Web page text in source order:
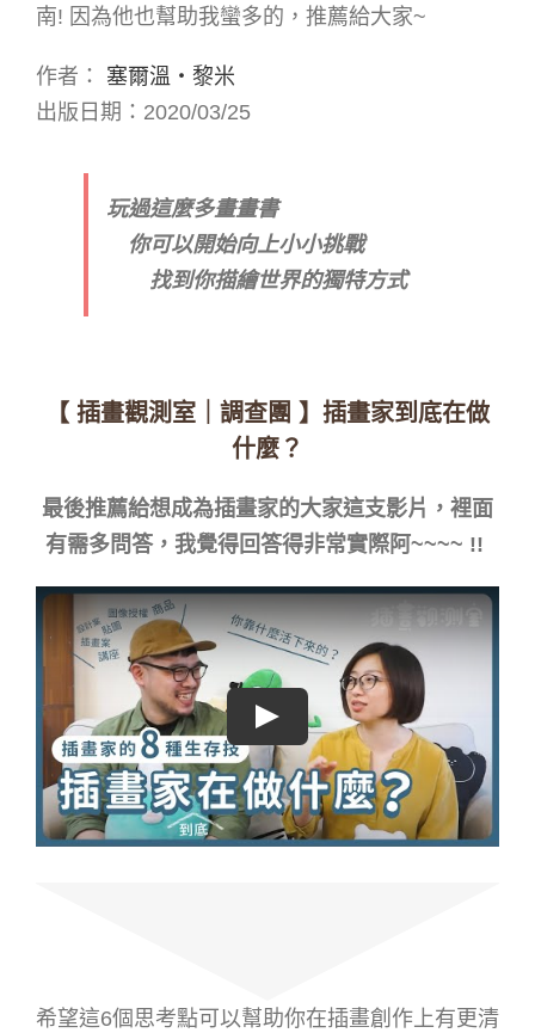
南! 因為他也幫助我蠻多的，推薦給大家~
作者： 塞爾溫‧黎米
出版日期：2020/03/25
玩過這麼多畫畫書
你可以開始向上小小挑戰
找到你描繪世界的獨特方式
【 插畫觀測室｜調查團 】插畫家到底在做
什麼？
最後推薦給想成為插畫家的大家這支影片，裡面
有需多問答，我覺得回答得非常實際阿~~~~ !!
Play
希望這6個思考點可以幫助你在插畫創作上有更清